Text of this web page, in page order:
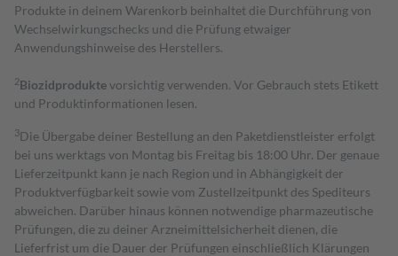
Produkte in deinem Warenkorb beinhaltet die Durchführung von
Wechselwirkungschecks und die Prüfung etwaiger
Anwendungshinweise des Herstellers.
2Biozidproduktevorsichtig verwenden. Vor Gebrauch stets Etikett
und Produktinformationen lesen.
3Die Übergabe deiner Bestellung an den Paketdienstleister erfolgt
bei uns werktags von Montag bis Freitag bis 18:00 Uhr. Der genaue
Lieferzeitpunkt kann je nach Region und in Abhängigkeit der
Produktverfügbarkeit sowie vom Zustellzeitpunkt des Spediteurs
abweichen. Darüber hinaus können notwendige pharmazeutische
Prüfungen, die zu deiner Arzneimittelsicherheit dienen, die
Lieferfrist um die Dauer der Prüfungen einschließlich Klärungen